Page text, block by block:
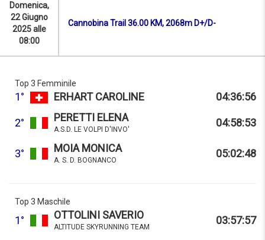
Domenica,
22 Giugno
2025 alle
08:00
Cannobina Trail 36.00 KM, 2068m D+/D-
Top 3 Femminile
1° ERHART CAROLINE 04:36:56
2° PERETTI ELENA
A.S.D. LE VOLPI D'INVO'
04:58:53
3° MOIA MONICA
A. S. D. BOGNANCO
05:02:48
Top 3 Maschile
1° OTTOLINI SAVERIO
ALTITUDE SKYRUNNING TEAM
03:57:57